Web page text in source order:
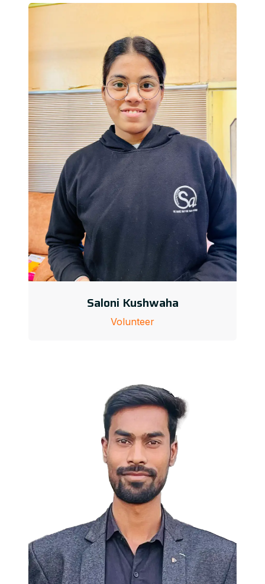
Saloni Kushwaha
Volunteer